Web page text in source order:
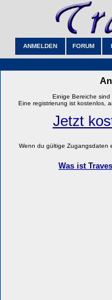
ANMELDEN FORUM
Einige Bereiche
Eine registrierung ist kostenlos,
Jetzt
Wenn du gültige Zugangsdaten
Was ist